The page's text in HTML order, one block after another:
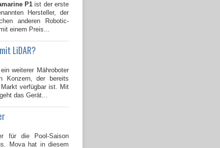
P1 ist der erste
Hersteller, der
anderen Robotic-
einem Preis...
LiDAR?
weiterer Mähroboter
Konzern, der bereits
verfügbar ist. Mit
das Gerät...
für die Pool-Saison
Mova hat in diesem